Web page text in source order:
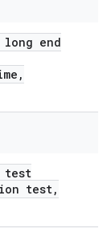
long end
test
test,